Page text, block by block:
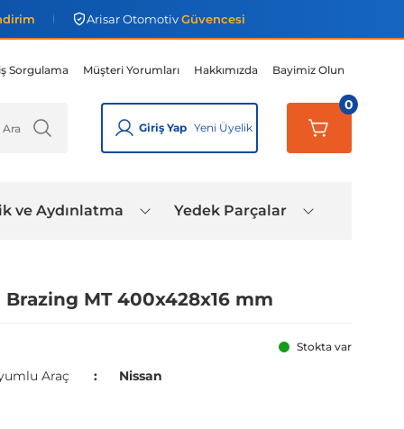
Arisar OtomotivGüvencesi
Sorgulama Müşteri Yorumları Hakkımızda Bayimiz Olun
Giriş Yap Yeni Üyelik
0
ve Aydınlatma Yedek Parçalar
Brazing MT 400x428x16 mm
Stokta var
Araç Nissan